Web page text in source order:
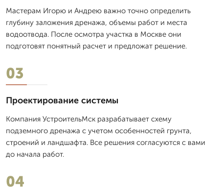
Мастерам Игорю и Андрею важно точно определить
глубину заложения дренажа, объемы работ и места
водоотвода. После осмотра участка в Москве они
подготовят понятный расчет и предложат решение.
03
Проектирование системы
Компания УстроительМск разрабатывает схему
подземного дренажа с учетом особенностей грунта,
строений и ландшафта. Все решения согласуются с вами
до начала работ.
04